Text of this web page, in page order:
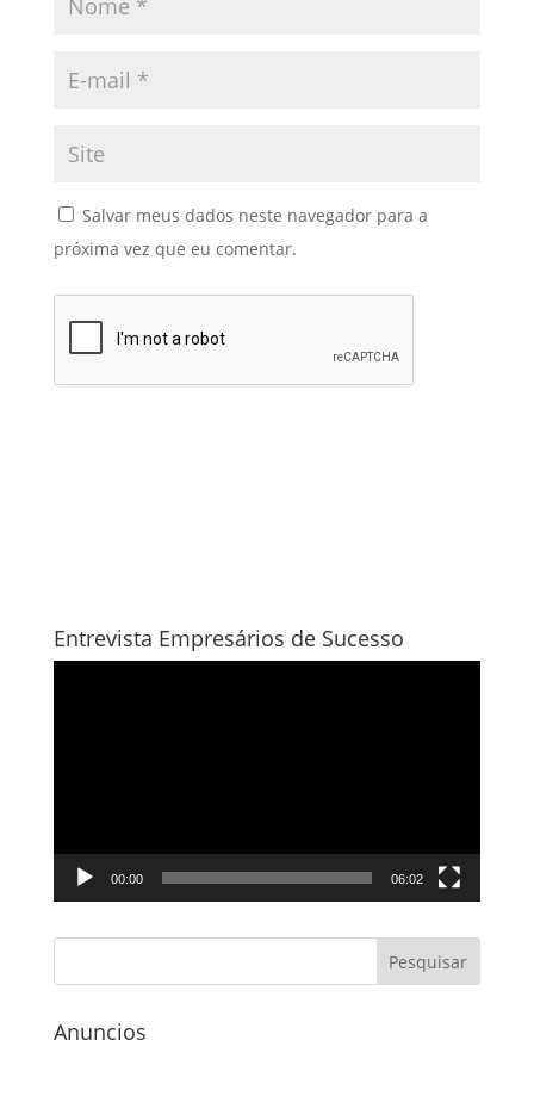
Salvar meus dados neste navegador para a
próxima vez que eu comentar.
Entrevista Empresários de Sucesso
00:00 06:02
Anuncios